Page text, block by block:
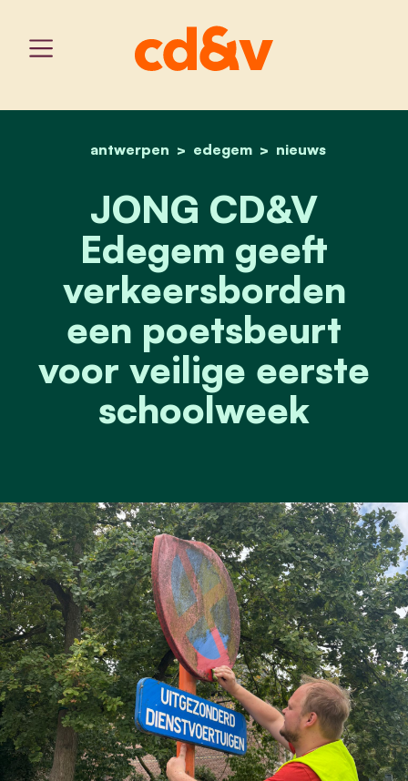
home
antwerpen edegem nieuws
jong cd&v edegem
JONG CD&V
Edegem geeft
verkeersborden
een poetsbeurt
voor veilige eerste
schoolweek